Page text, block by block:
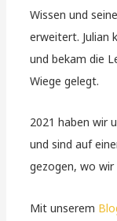
Wissen und
erweitert. Julian
und bekam die
Wiege gelegt.
2021 haben wir
und sind auf
gezogen, wo
Mit unserem